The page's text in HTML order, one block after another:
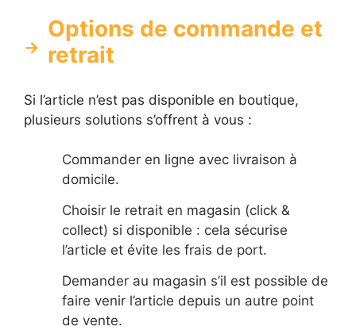
Options de commande et
retrait
Si l’article n’est pas disponible en boutique,
plusieurs solutions s’offrent à vous :
Commander en ligne avec livraison à
domicile.
Choisir le retrait en magasin (click &
collect) si disponible : cela sécurise
l’article et évite les frais de port.
Demander au magasin s’il est possible de
faire venir l’article depuis un autre point
de vente.